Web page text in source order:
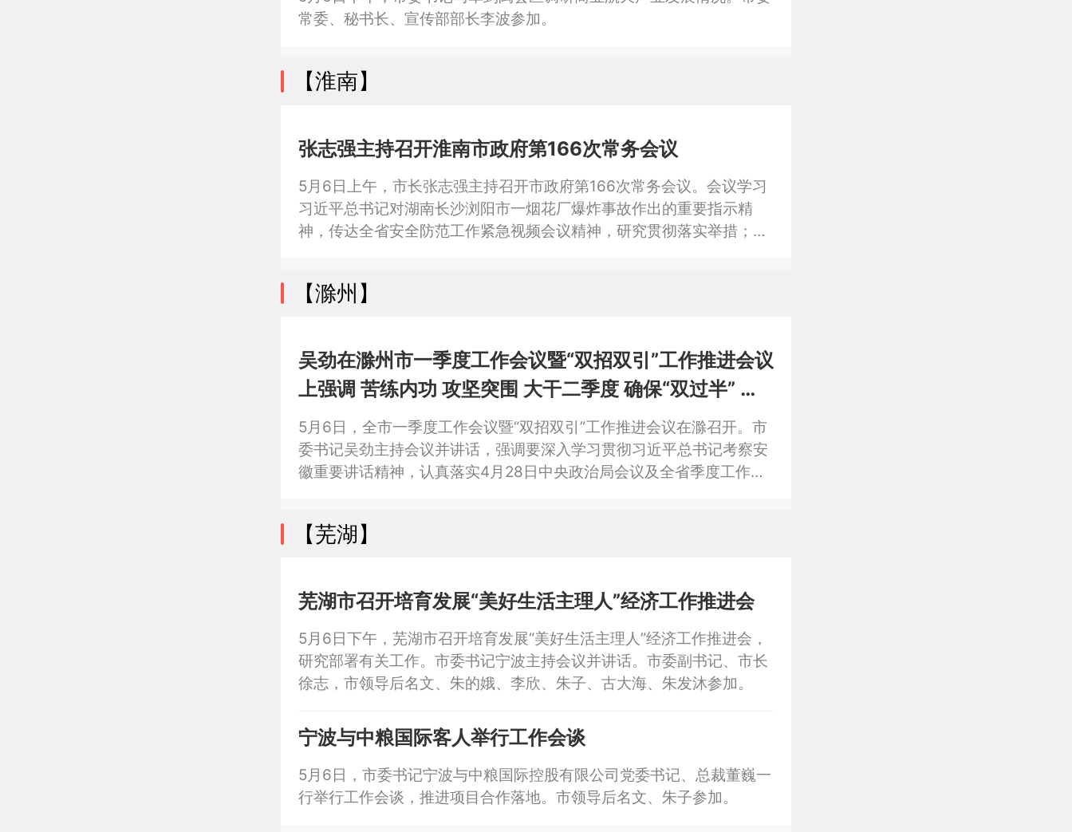
常委、秘书长、宣传部部长李波参加。
【淮南】
张志强主持召开淮南市政府第166次常务会议
5月6日上午，市长张志强主持召开市政府第166次常务会议。会议学习
习近平总书记对湖南长沙浏阳市一烟花厂爆炸事故作出的重要指示精
神，传达全省安全防范工作紧急视频会议精神，研究贯彻落实举措；研
施工作。
【滁州】
吴劲在滁州市一季度工作会议暨“双招双引”工作推进会议
上强调 苦练内功 攻坚突围 大干二季度 确保“双过半” 胡
春华作点评讲话 胡孔胜出席
5月6日，全市一季度工作会议暨“双招双引”工作推进会议在滁召开。市
委书记吴劲主持会议并讲话，强调要深入学习贯彻习近平总书记考察安
徽重要讲话精神，认真落实4月28日中央政治局会议及全省季度工作会
【芜湖】
芜湖市召开培育发展“美好生活主理人”经济工作推进会
5月6日下午，芜湖市召开培育发展“美好生活主理人”经济工作推进会，
研究部署有关工作。市委书记宁波主持会议并讲话。市委副书记、市长
徐志，市领导后名文、朱的娥、李欣、朱子、古大海、朱发沐参加。
宁波与中粮国际客人举行工作会谈
5月6日，市委书记宁波与中粮国际控股有限公司党委书记、总裁董巍一
行举行工作会谈，推进项目合作落地。市领导后名文、朱子参加。